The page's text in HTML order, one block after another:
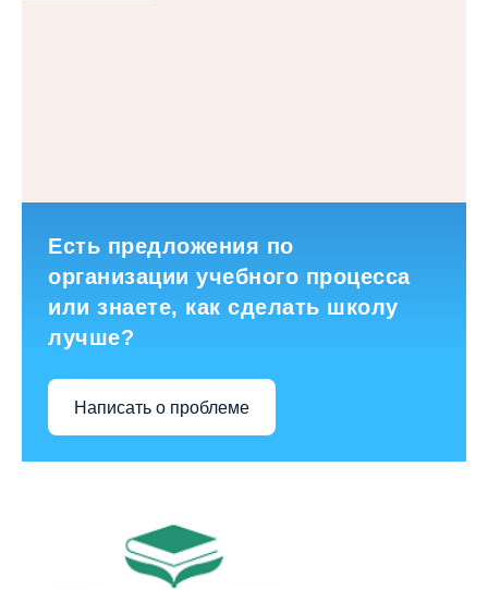
Есть предложения по
организации учебного процесса
или знаете, как сделать школу
лучше?
Написать о проблеме